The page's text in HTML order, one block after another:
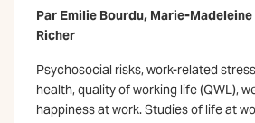
Par Emilie Bourdu, Marie-
Richer
Psychosocial risks, work-related
health, quality of working life (QWL),
happiness at work. Studies of life at